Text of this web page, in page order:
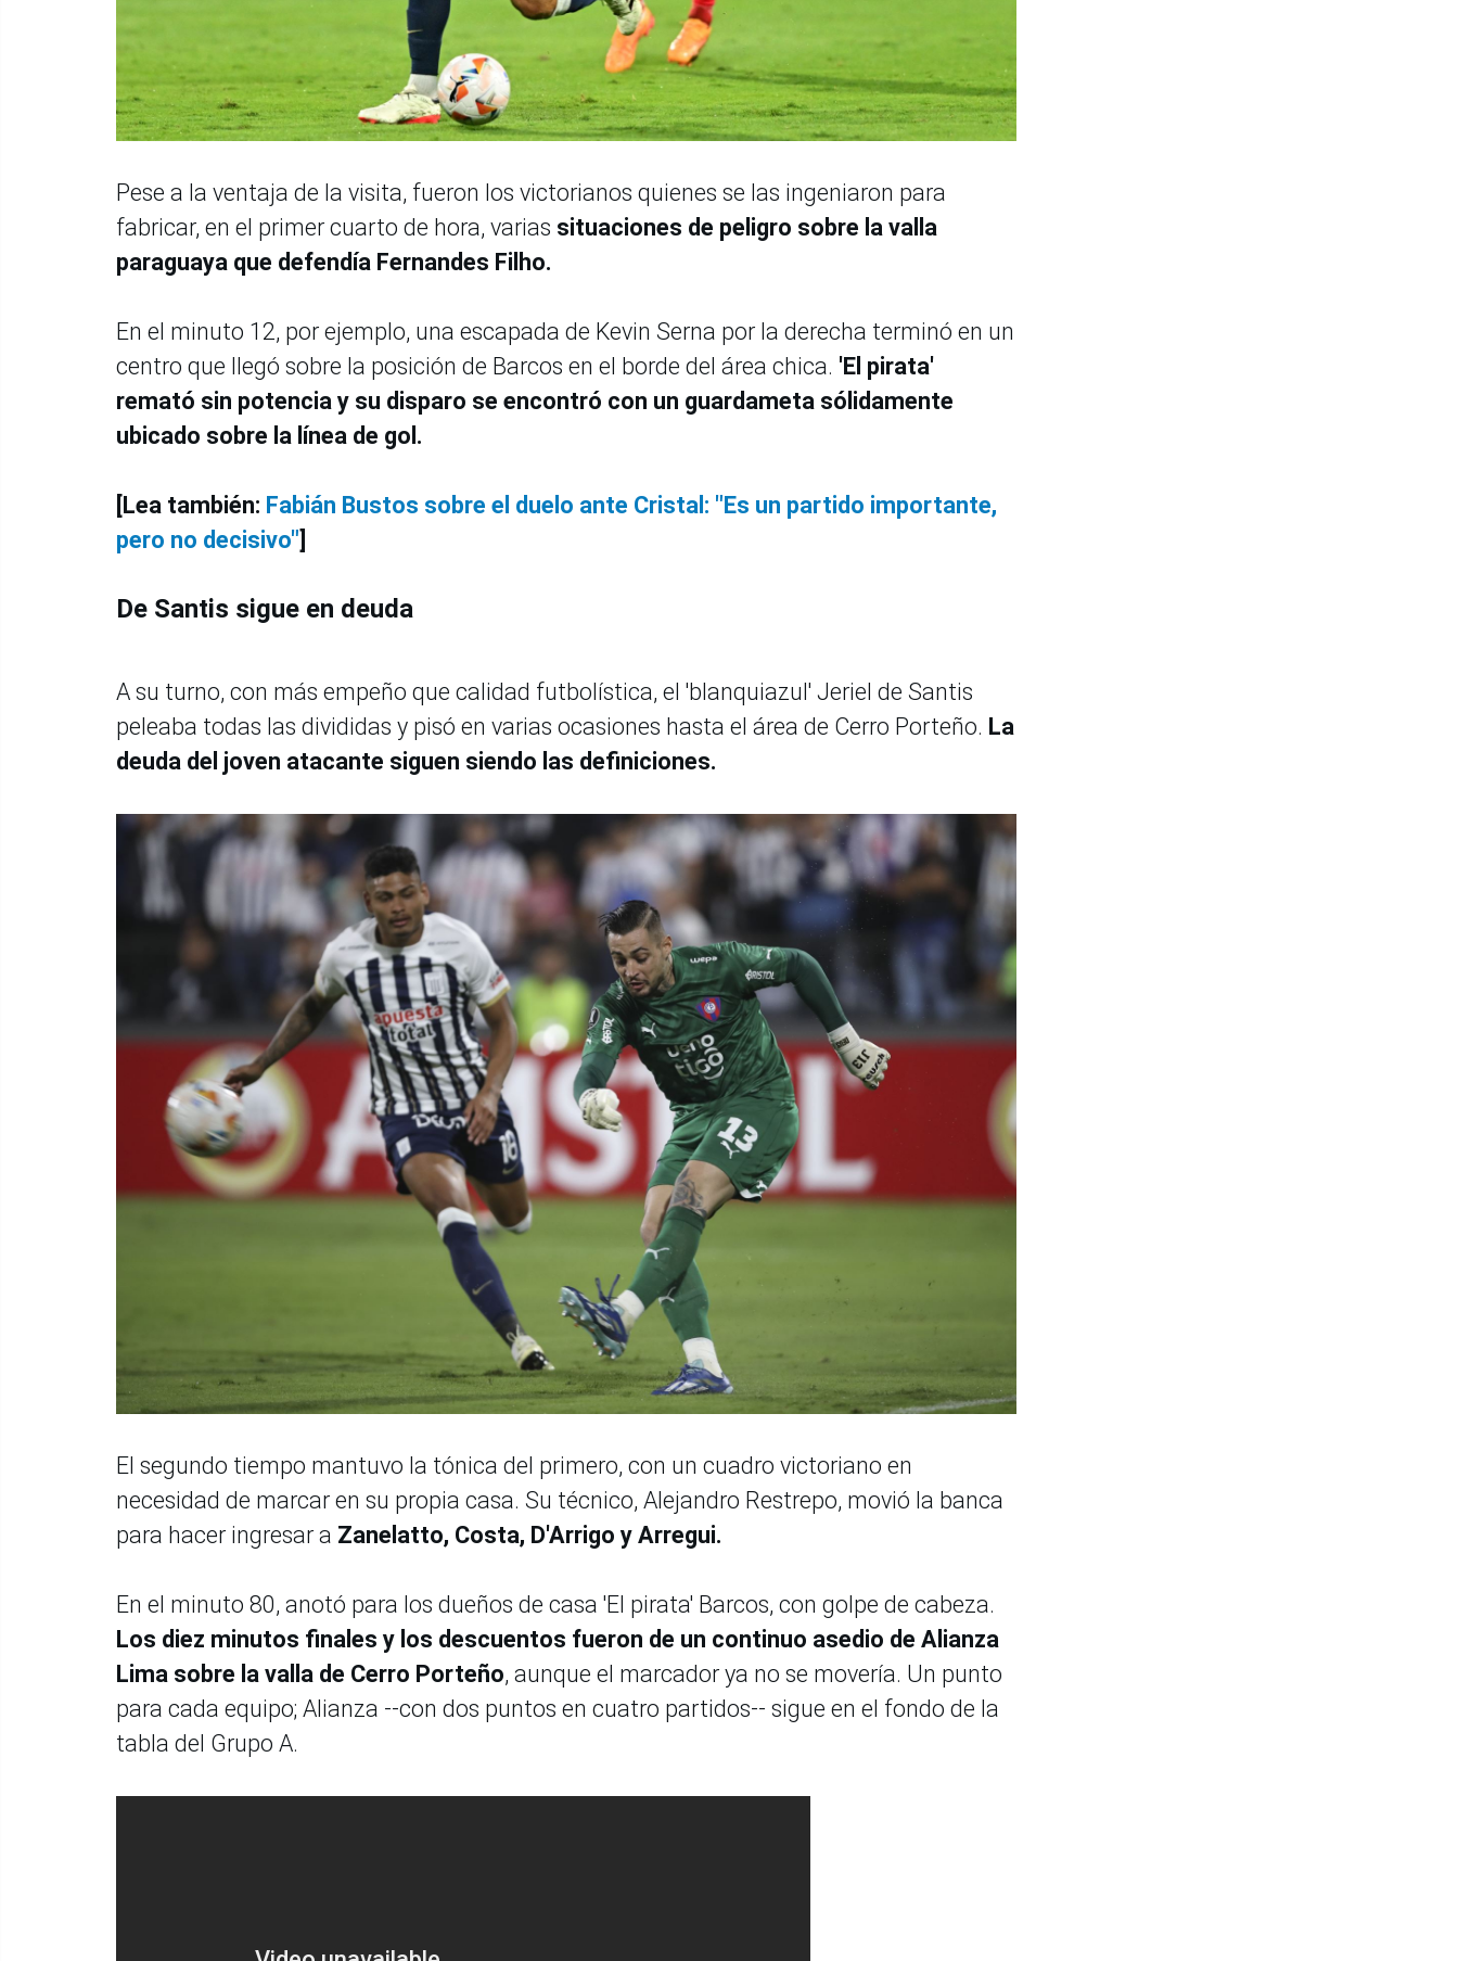
Pese a la ventaja de la visita, fueron los victorianos quienes se las ingeniaron para
fabricar, en el primer cuarto de hora, varias situaciones de peligro sobre la valla
paraguaya que defendía Fernandes Filho.
En el minuto 12, por ejemplo, una escapada de Kevin Serna por la derecha terminó en un
centro que llegó sobre la posición de Barcos en el borde del área chica. 'El pirata'
remató sin potencia y su disparo se encontró con un guardameta sólidamente
ubicado sobre la línea de gol.
[Lea también: Fabián Bustos sobre el duelo ante Cristal: "Es un partido importante,
pero no decisivo"]
De Santis sigue en deuda
A su turno, con más empeño que calidad futbolística, el 'blanquiazul' Jeriel de Santis
peleaba todas las divididas y pisó en varias ocasiones hasta el área de Cerro Porteño. La
deuda del joven atacante siguen siendo las definiciones.
El segundo tiempo mantuvo la tónica del primero, con un cuadro victoriano en
necesidad de marcar en su propia casa. Su técnico, Alejandro Restrepo, movió la banca
para hacer ingresar a Zanelatto, Costa, D'Arrigo y Arregui.
En el minuto 80, anotó para los dueños de casa 'El pirata' Barcos, con golpe de cabeza.
Los diez minutos finales y los descuentos fueron de un continuo asedio de Alianza
Lima sobre la valla de Cerro Porteño, aunque el marcador ya no se movería. Un punto
para cada equipo; Alianza --con dos puntos en cuatro partidos-- sigue en el fondo de la
tabla del Grupo A.